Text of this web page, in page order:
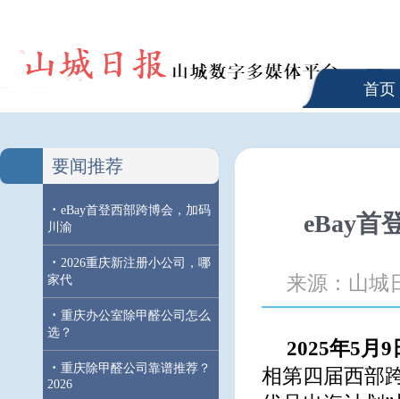
首页
要闻推荐
· eBay首登西部跨博会，加码
川渝
· 2026重庆新注册小公司，哪
家代
· 重庆办公室除甲醛公司怎么
选？
· 重庆除甲醛公司靠谱推荐？
2026
eBay首
来源：山城
2025年5月9
相第四届西部